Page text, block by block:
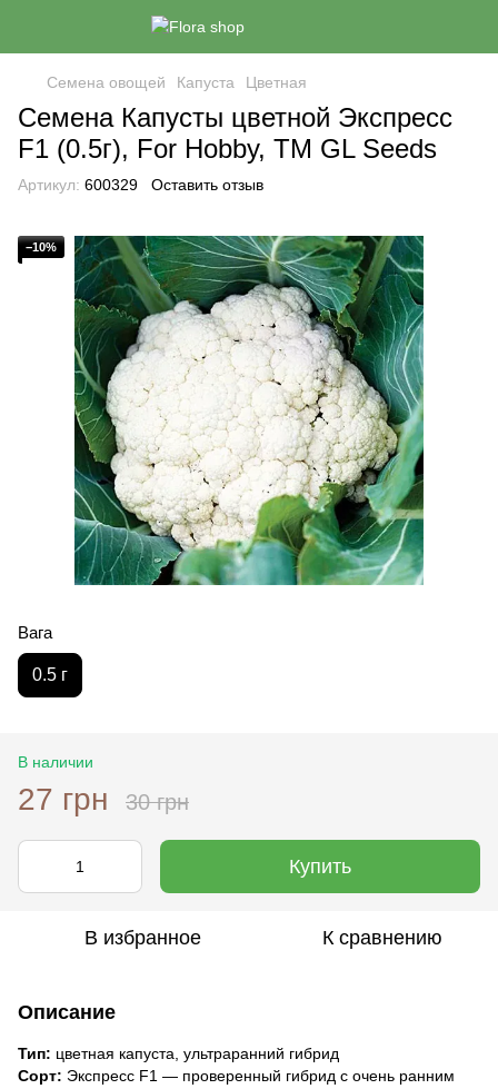
Семена овощей Капуста Цветная
Семена Капусты цветной Экспресс
F1 (0.5г), For Hobby, TM GL Seeds
Артикул: 600329 Оставить отзыв
−10%
Вага
0.5 г
В наличии
27 грн 30 грн
Купить
В избранное К сравнению
Описание
Тип: цветная капуста, ультраранний гибрид
Сорт: Экспресс F1 — проверенный гибрид с очень ранним